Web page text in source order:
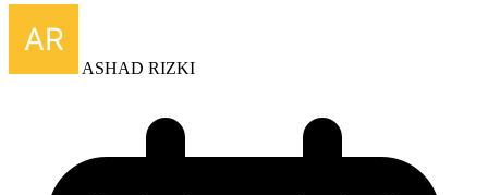
ASHAD RIZKI